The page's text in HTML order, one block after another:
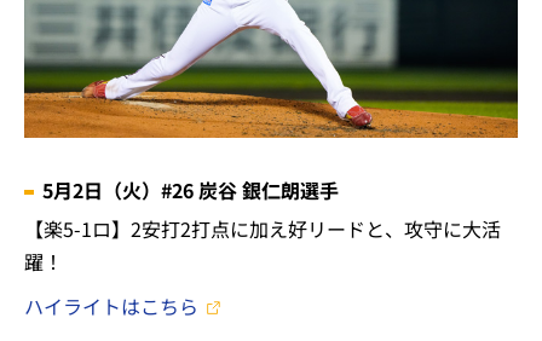
5月2日（火）#26 炭谷 銀仁朗選手
【楽5-1ロ】2安打2打点に加え好リードと、攻守に大活
躍！
ハイライトはこちら